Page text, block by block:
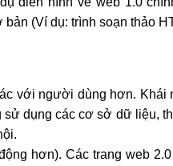
(Ví dụ: trình soạn thảo
với người dùng hơn. Khái
dụng các cơ sở dữ liệu,
hơn). Các trang web